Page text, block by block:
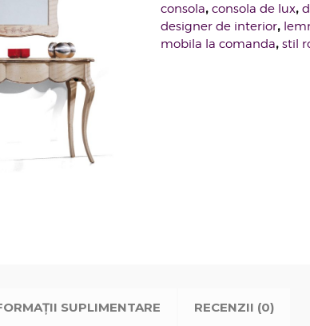
consola,consola de lux,
designer de interior,
mobila la comanda,stil
SUPLIMENTARE RECENZII (0)